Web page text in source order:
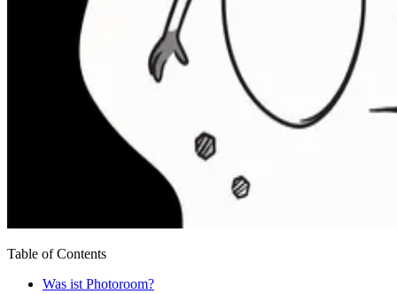
Table of Contents
Was ist Photoroom?